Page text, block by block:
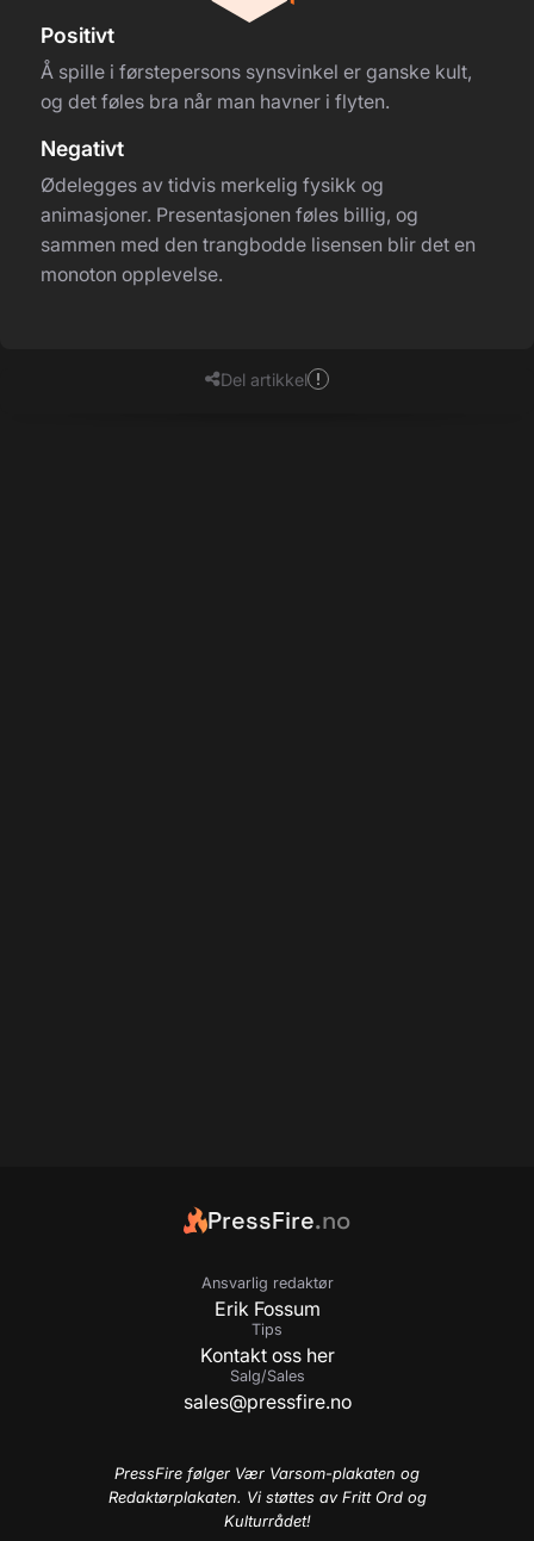
Positivt
Å spille i førstepersons synsvinkel er ganske kult,
og det føles bra når man havner i flyten.
Negativt
Ødelegges av tidvis merkelig fysikk og
animasjoner. Presentasjonen føles billig, og
sammen med den trangbodde lisensen blir det en
monoton opplevelse.
Del artikkel
PressFire.no
Ansvarlig redaktør
Erik Fossum
Tips
Kontakt oss her
Salg/Sales
sales@pressfire.no
PressFire følger Vær Varsom-plakaten og
Redaktørplakaten. Vi støttes av Fritt Ord og
Kulturrådet!